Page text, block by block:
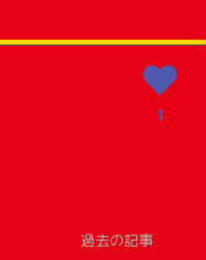
1
過去の記事